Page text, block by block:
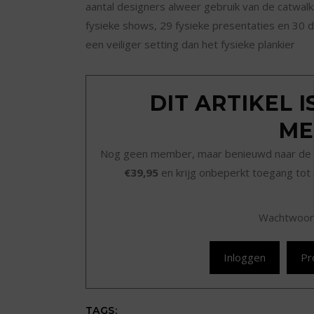
aantal designers alweer gebruik van de
fysieke shows, 29 fysieke presentaties en 30
een veiliger setting dan het fysieke plankier
DIT ARTIKEL
Nog geen member, maar benieuwd naar de
€39,95 en krijg onbeperkt toegang tot
Inloggen
TAGS: